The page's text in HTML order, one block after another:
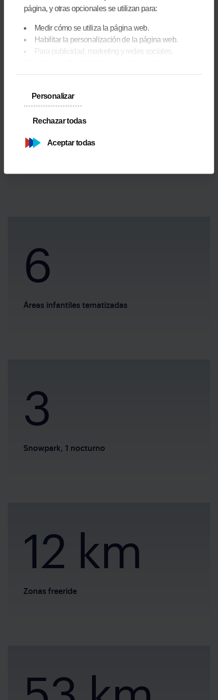
página, y otras opcionales se utilizan para:
Medir cómo se utiliza la página web.
Habilitar la personalización de la página web.
Para publicidad, marketing y redes sociales.
Aceptar todas
Personalizar
Rechazar todas
60
6
Áreas infantiles tematizadas
3
Snowpark, 1 nocturno
12 km
Zonas freeride